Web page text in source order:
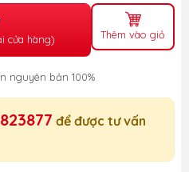
cửa hàng) Thêm vào giỏ
nguyên bản 100%
để được tư vấn